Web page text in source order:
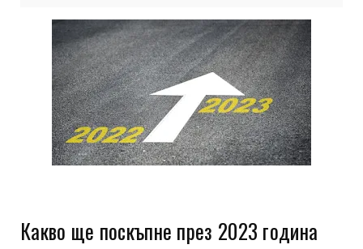
Какво ще поскъпне през 2023 година